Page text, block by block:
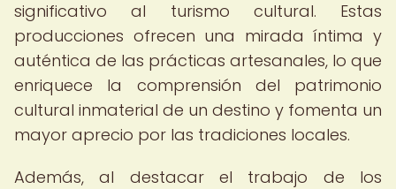
significativo al turismo cultural. Estas
producciones ofrecen una mirada íntima y
auténtica de las prácticas artesanales, lo que
enriquece la comprensión del patrimonio
cultural inmaterial de un destino y fomenta un
mayor aprecio por las tradiciones locales.
Además, al destacar el trabajo de los